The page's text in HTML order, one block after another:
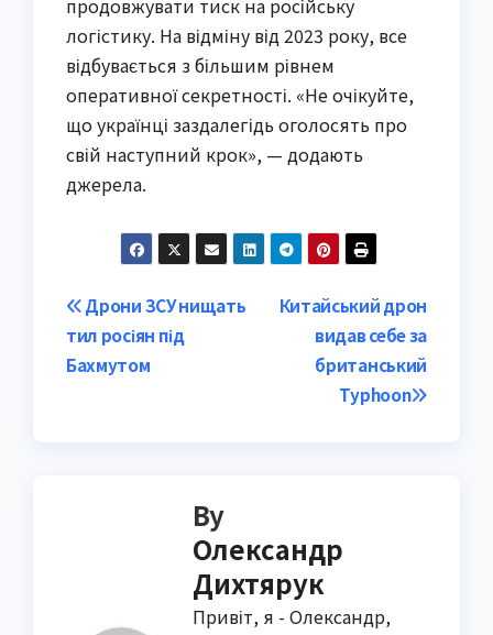
продовжувати тиск на російську
логістику. На відміну від 2023 року, все
відбувається з більшим рівнем
оперативної секретності. «Не очікуйте,
що українці заздалегідь оголосять про
свій наступний крок», — додають
джерела.
Post
navigation
Китайський дрон
видав себе за
британський
Typhoon
Дрони ЗСУ нищать
тил росіян під
Бахмутом
By
Олександр
Дихтярук
Привіт, я - Олександр,